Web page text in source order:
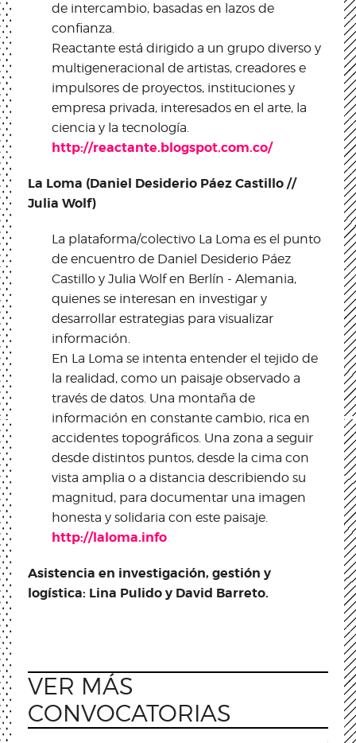
de intercambio, basadas en lazos de
confianza.
Reactante está dirigido a un grupo diverso y
multigeneracional de artistas, creadores e
impulsores de proyectos, instituciones y
empresa privada, interesados en el arte, la
ciencia y la tecnología.
http://reactante.blogspot.com.co/
La Loma (Daniel Desiderio Páez Castillo //
Julia Wolf)
La plataforma/colectivo La Loma es el punto
de encuentro de Daniel Desiderio Páez
Castillo y Julia Wolf en Berlín - Alemania,
quienes se interesan en investigar y
desarrollar estrategias para visualizar
información.
En La Loma se intenta entender el tejido de
la realidad, como un paisaje observado a
través de datos. Una montaña de
información en constante cambio, rica en
accidentes topográficos. Una zona a seguir
desde distintos puntos, desde la cima con
vista amplia o a distancia describiendo su
magnitud, para documentar una imagen
honesta y solidaria con este paisaje.
http://laloma.info
Asistencia en investigación, gestión y
logística: Lina Pulido y David Barreto.
VER MÁS
CONVOCATORIAS